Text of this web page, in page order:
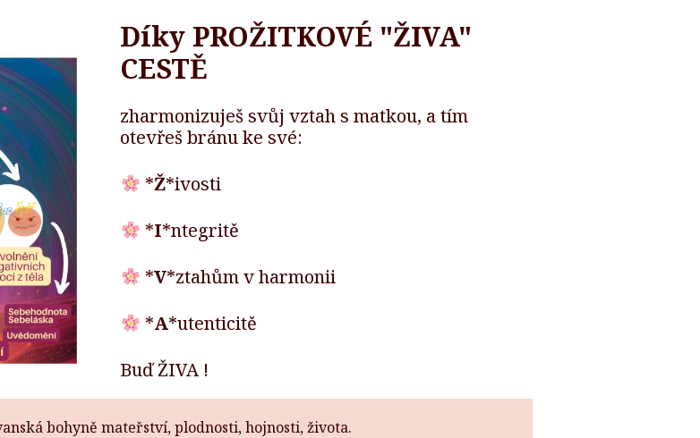
Díky PROŽITKOVÉ "ŽIVA"
CESTĚ
zharmonizuješ svůj vztah s matkou, a tím
otevřeš bránu ke své:
*Ž*ivosti
*I*ntegritě
*V*ztahům v harmonii
*A*utenticitě
Buď ŽIVA !
bohyně mateřství, plodnosti, hojnosti, života.